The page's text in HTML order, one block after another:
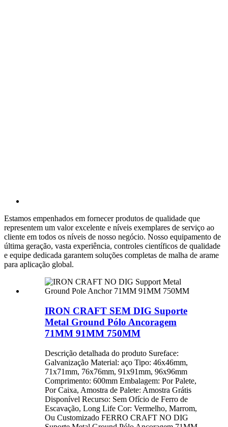
Estamos empenhados em fornecer produtos de qualidade que
representem um valor excelente e níveis exemplares de serviço ao
cliente em todos os níveis de nosso negócio. Nosso equipamento de
última geração, vasta experiência, controles científicos de qualidade
e equipe dedicada garantem soluções completas de malha de arame
para aplicação global.
IRON CRAFT SEM DIG Suporte
Metal Ground Pólo Ancoragem
71MM 91MM 750MM
Descrição detalhada do produto Sureface:
Galvanização Material: aço Tipo: 46x46mm,
71x71mm, 76x76mm, 91x91mm, 96x96mm
Comprimento: 600mm Embalagem: Por Palete,
Por Caixa, Amostra de Palete: Amostra Grátis
Disponível Recurso: Sem Ofício de Ferro de
Escavação, Long Life Cor: Vermelho, Marrom,
Ou Customizado FERRO CRAFT NO DIG